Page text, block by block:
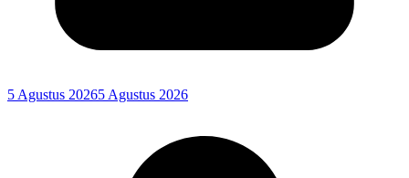
5 Agustus 20265 Agustus 2026